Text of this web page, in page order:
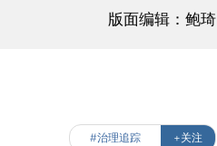
版面编辑：鲍琦
#治理追踪 +关注